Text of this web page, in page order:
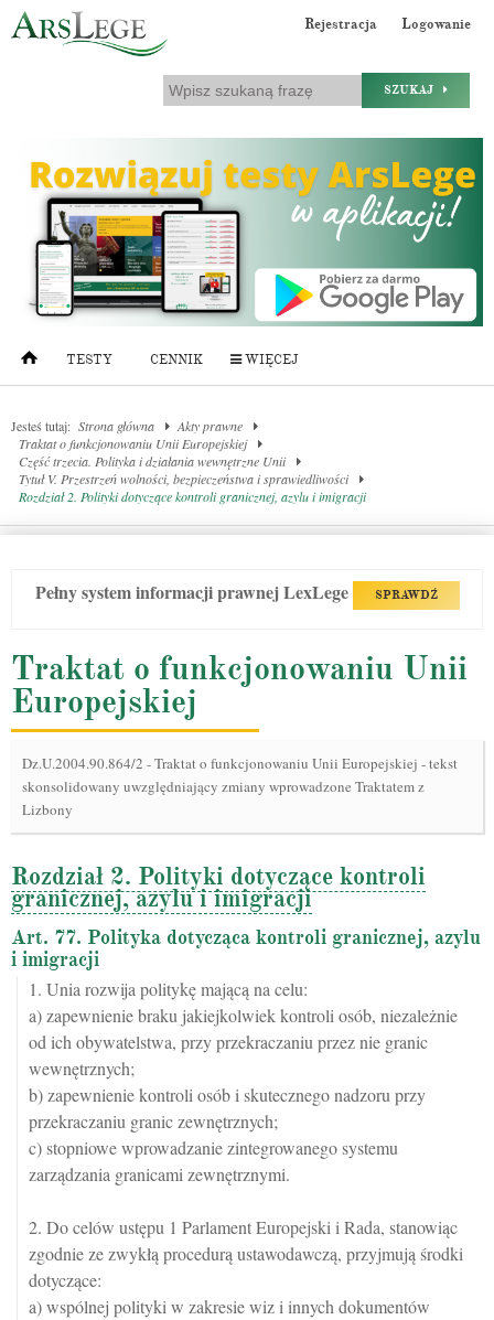
Rejestracja Logowanie
SZUKAJ
TESTY CENNIK WIĘCEJ
Jesteś tutaj: Strona główna
Akty prawne
Traktat o funkcjonowaniu Unii Europejskiej
Część trzecia. Polityka i działania wewnętrzne Unii
Tytuł V. Przestrzeń wolności, bezpieczeństwa i sprawiedliwości
Rozdział 2. Polityki dotyczące kontroli granicznej, azylu i imigracji
Pełny system informacji prawnej LexLege SPRAWDŹ
Traktat o funkcjonowaniu Unii
Europejskiej
Dz.U.2004.90.864/2 -Traktat o funkcjonowaniu Unii Europejskiej - tekst
skonsolidowany uwzględniający zmiany wprowadzone Traktatem z
Lizbony
Rozdział 2. Polityki dotyczące kontroli
granicznej, azylu i imigracji
Art. 77. Polityka dotycząca kontroli granicznej, azylu
i imigracji
1. Unia rozwija politykę mającą na celu:
a) zapewnienie braku jakiejkolwiek kontroli osób, niezależnie
od ich obywatelstwa, przy przekraczaniu przez nie granic
wewnętrznych;
b) zapewnienie kontroli osób i skutecznego nadzoru przy
przekraczaniu granic zewnętrznych;
c) stopniowe wprowadzanie zintegrowanego systemu
zarządzania granicami zewnętrznymi.
2. Do celów ustępu 1 Parlament Europejski i Rada, stanowiąc
zgodnie ze zwykłą procedurą ustawodawczą, przyjmują środki
dotyczące:
a) wspólnej polityki w zakresie wiz i innych dokumentów